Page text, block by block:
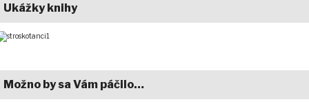
Ukážky knihy
Možno by sa Vám páčilo…